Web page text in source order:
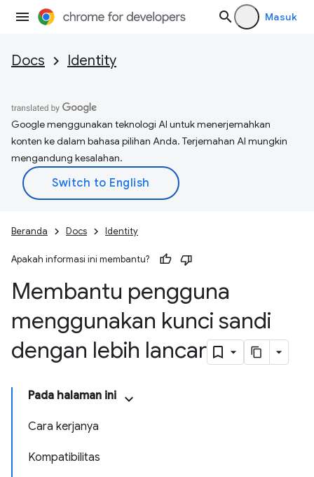
Masuk
Docs Identity
Google menggunakan teknologi AI untuk menerjemahkan
konten ke dalam bahasa pilihan Anda. Terjemahan AI mungkin
mengandung kesalahan.
Beranda Docs Identity
Apakah informasi ini membantu?
Membantu pengguna
menggunakan kunci sandi
dengan lebih lancar
Pada halaman ini
Cara kerjanya
Kompatibilitas